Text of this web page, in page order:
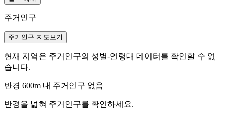
주거인구
주거인구 지도보기
현재 지역은 주거인구의 성별-연령대 데이터를 확인할 수 없
습니다.
반경 600m 내 주거인구 없음
반경을 넓혀 주거인구를 확인하세요.